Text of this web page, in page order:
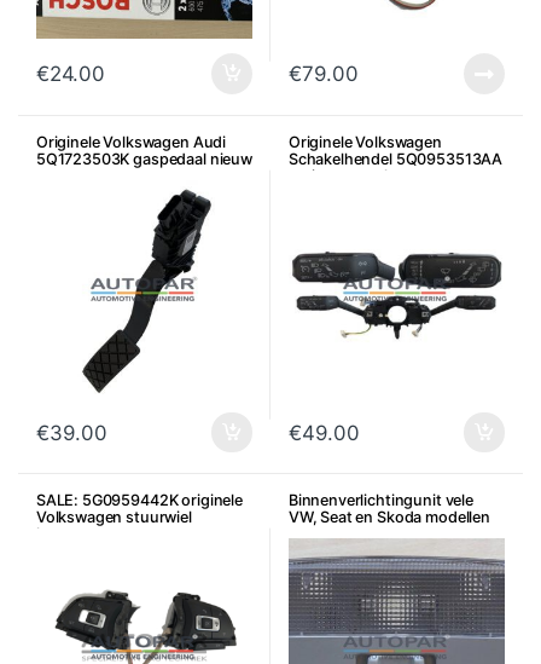
€24.00 €79.00
Originele Volkswagen Audi
5Q1723503K gaspedaal nieuw
€39.00
Originele Volkswagen
Schakelhendel 5Q0953513AA
cruise controle
€49.00
SALE: 5G0959442K originele
Volkswagen stuurwiel
knoppen
Binnenverlichtingunit vele
VW, Seat en Skoda modellen